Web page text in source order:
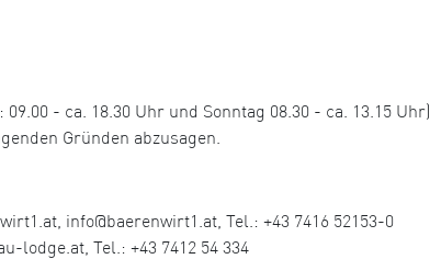
- ca. 18.30 Uhr und Sonntag 08.30 - ca. 13.15 Uhr)
Gründen abzusagen.
info@baerenwirt1.at, Tel.: +43 7416 52153-0
lodge.at, Tel.: +43 7412 54 334